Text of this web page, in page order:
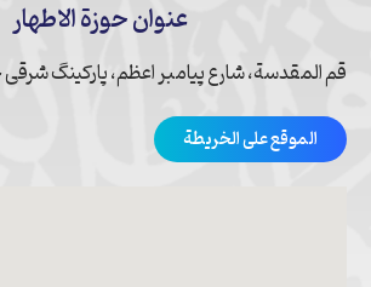
عنوان حوزة الاطهار
قم المقدسة، شارع پیامبر اعظم، پارکینگ
الموقع على الخريطة